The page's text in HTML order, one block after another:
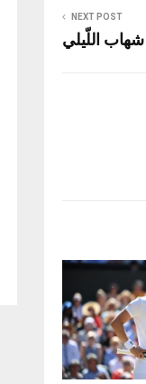
NEXT POST
اللّيلي